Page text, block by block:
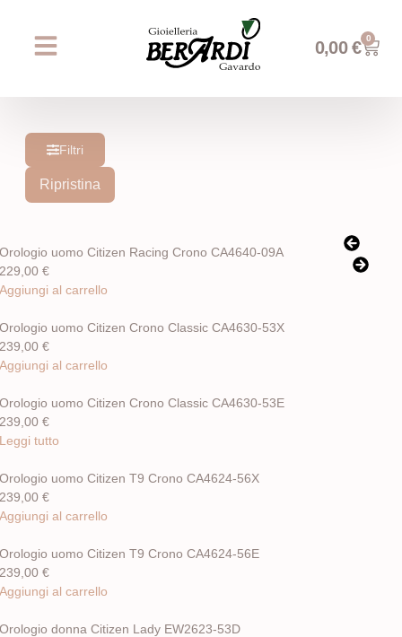
0,00€ 0
Filtri
Ripristina
Orologio uomo Citizen Racing Crono CA4640-09A
229,00 €
Aggiungi al carrello
Orologio uomo Citizen Crono Classic CA4630-53X
239,00 €
Aggiungi al carrello
Orologio uomo Citizen Crono Classic CA4630-53E
239,00 €
Leggi tutto
Orologio uomo Citizen T9 Crono CA4624-56X
239,00 €
Aggiungi al carrello
Orologio uomo Citizen T9 Crono CA4624-56E
239,00 €
Aggiungi al carrello
Orologio donna Citizen Lady EW2623-53D